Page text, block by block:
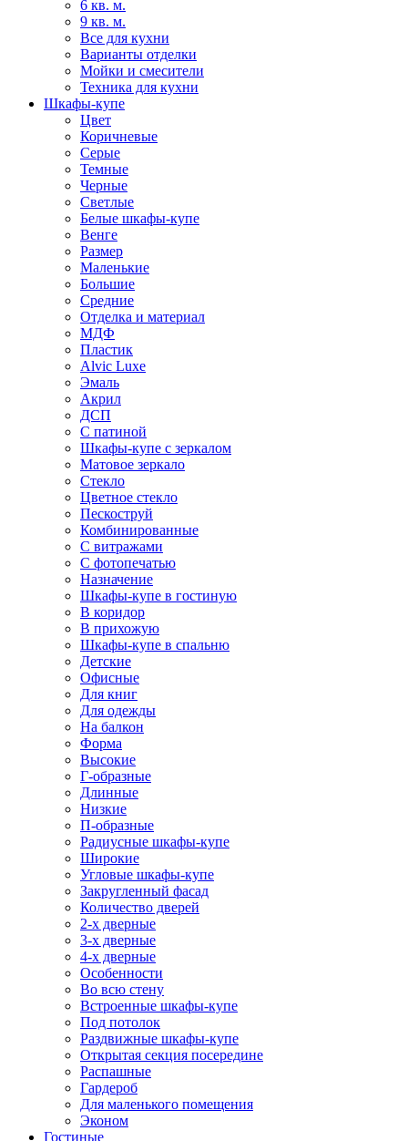
6 кв. м.
9 кв. м.
Все для кухни
Варианты отделки
Мойки и смесители
Техника для кухни
Шкафы-купе
Цвет
Коричневые
Серые
Темные
Черные
Светлые
Белые шкафы-купе
Венге
Размер
Маленькие
Большие
Средние
Отделка и материал
МДФ
Пластик
Alvic Luxe
Эмаль
Акрил
ДСП
С патиной
Шкафы-купе с зеркалом
Матовое зеркало
Стекло
Цветное стекло
Пескоструй
Комбинированные
С витражами
С фотопечатью
Назначение
Шкафы-купе в гостиную
В коридор
В прихожую
Шкафы-купе в спальню
Детские
Офисные
Для книг
Для одежды
На балкон
Форма
Высокие
Г-образные
Длинные
Низкие
П-образные
Радиусные шкафы-купе
Широкие
Угловые шкафы-купе
Закругленный фасад
Количество дверей
2-х дверные
3-х дверные
4-х дверные
Особенности
Во всю стену
Встроенные шкафы-купе
Под потолок
Раздвижные шкафы-купе
Открытая секция посередине
Распашные
Гардероб
Для маленького помещения
Эконом
Гостиные